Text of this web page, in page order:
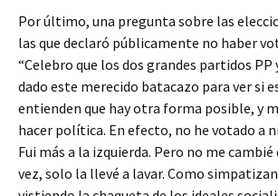
Por último, una pregunta sobre las
las que declaró públicamente no haber
“Celebro que los dos grandes partidos PP
dado este merecido batacazo para ver si
entienden que hay otra forma posible, y
hacer política. En efecto, no he votado a
Fui más a la izquierda. Pero no me cambié
vez, solo la llevé a lavar. Como